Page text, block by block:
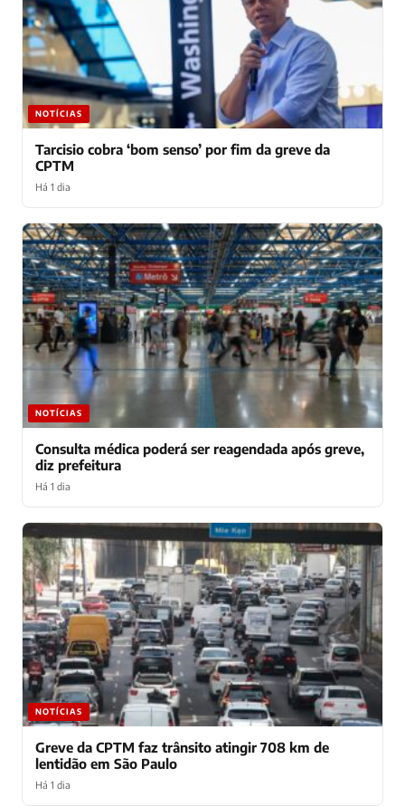
NOTÍCIAS
Tarcisio cobra ‘bom senso’ por fim da greve da
CPTM
Há 1 dia
NOTÍCIAS
Consulta médica poderá ser reagendada após greve,
diz prefeitura
Há 1 dia
NOTÍCIAS
Greve da CPTM faz trânsito atingir 708 km de
lentidão em São Paulo
Há 1 dia